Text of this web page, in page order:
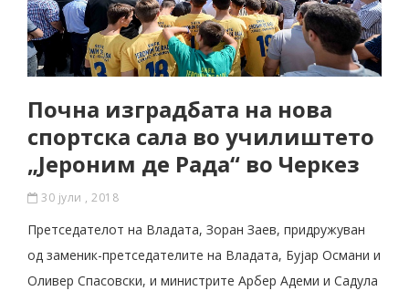
Почна изградбата на нова
спортска сала во училиштето
„Јероним де Рада“ во Черкез
30 јули , 2018
Претседателот на Владата, Зоран Заев, придружуван
од заменик-претседателите на Владата, Бујар Османи и
Оливер Спасовски, и министрите Арбер Адеми и Садула